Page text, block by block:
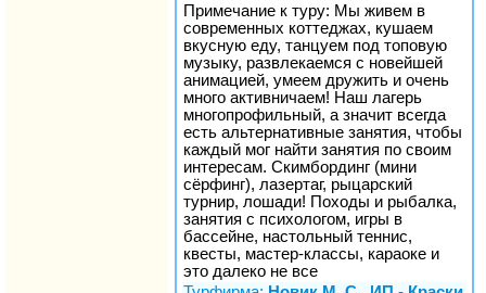
Примечание к туру: Мы живем в
современных коттеджах, кушаем
вкусную еду, танцуем под топовую
музыку, развлекаемся с новейшей
анимацией, умеем дружить и очень
много активничаем! Наш лагерь
многопрофильный, а значит всегда
есть альтернативные занятия, чтобы
каждый мог найти занятия по своим
интересам. Скимбординг (мини
сёрфинг), лазертаг, рыцарский
турнир, лошади! Походы и рыбалка,
занятия с психологом, игры в
бассейне, настольный теннис,
квесты, мастер-классы, караоке и
это далеко не все